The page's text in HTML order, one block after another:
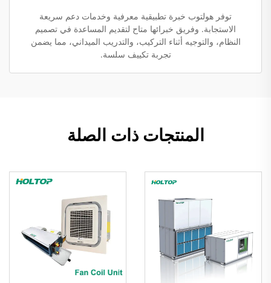
توفر هولتوب خبرة تطبيقية معرفية وخدمات دعم سريعة
الاستجابة. وفريق خبرائها متاح لتقديم المساعدة في تصميم
النظام، والتوجيه أثناء التركيب، والتدريب الميداني، مما يضمن
تجربة تكييف سلسة.
المنتجات ذات الصلة